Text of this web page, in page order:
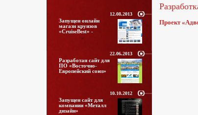
12.08.2013
Запущен онлайн
магазн круизов
«CruiseBest» -
22.06.2013
Разработан сайт для
ПО «Восточно-
Европейский союз»
10.10.2012
Запущен сайт для
компании «Металл
дизайн»
Проект